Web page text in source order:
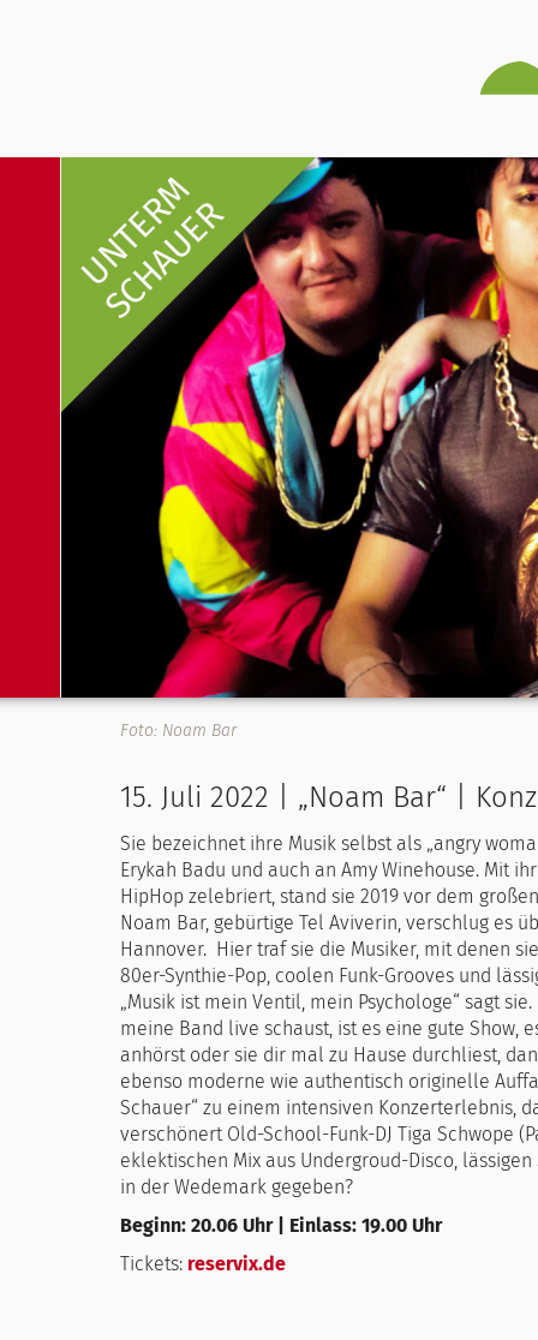
UNTERM
SCHAUER
Foto: Noam Bar
15. Juli 2022 | „Noam Bar“ |
Sie bezeichnet ihre Musik selbst als „angry
Erykah Badu und auch an Amy Winehouse. Mit
HipHop zelebriert, stand sie 2019 vor dem
Noam Bar, gebürtige Tel Aviverin, verschlug es
Hannover. Hier traf sie die Musiker, mit denen
80er-Synthie-Pop, coolen Funk-Grooves und
„Musik ist mein Ventil, mein Psychologe“ sagt
meine Band live schaust, ist es eine gute Show,
anhörst oder sie dir mal zu Hause durchliest,
ebenso moderne wie authentisch originelle
Schauer“ zu einem intensiven Konzerterlebnis,
verschönert Old-School-Funk-DJ Tiga Schwope
eklektischen Mix aus Undergroud-Disco,
in der Wedemark gegeben?
Beginn: 20.06 Uhr | Einlass: 19.00 Uhr
Tickets: reservix.de